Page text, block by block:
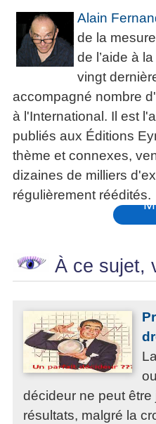
Alain
de la
de l’aide à
vingt
accompagné nombre
à l'International. Il est
publiés aux Éditions
thème et connexes,
dizaines de milliers
régulièrement réédités.
À ce sujet,
décideur ne peut
résultats, malgré la